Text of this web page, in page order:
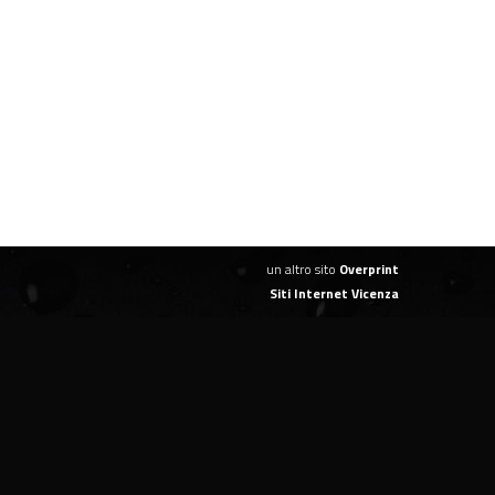
un altro sito Overprint
Siti Internet Vicenza